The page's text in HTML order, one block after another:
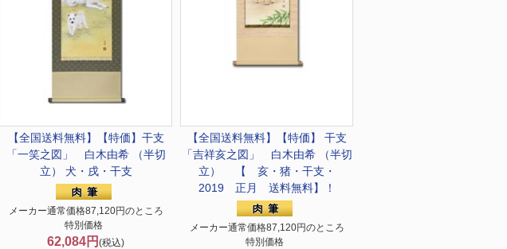
【全国送料無料】
【特価】干支
「一笑之図」 白木由希 （半切
立） 犬・戌・干支
メーカー通常価格87,120円のところ
特別価格
62,084円 (税込)
【全国送料無料】
【特価】 干支
「吉祥亥之図」 白木由希 （半切
立） 【 亥・猪・干支・
2019 正月 送料無料】！
メーカー通常価格87,120円のところ
特別価格